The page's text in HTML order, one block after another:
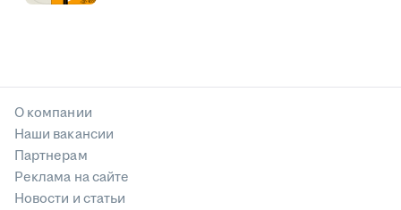
О компании
Наши вакансии
Партнерам
Реклама на сайте
Новости и статьи